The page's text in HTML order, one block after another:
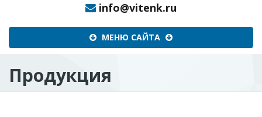
info@vitenk.ru
МЕНЮ САЙТА Меню
сайта
Продукция